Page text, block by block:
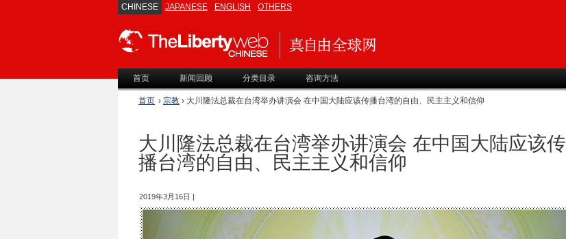
CHINESE JAPANESE ENGLISH OTHERS
首页 新闻回顾 分类目录 咨询方法
首页 › 宗教 › 大川隆法总裁在台湾举办讲演会 在中国大陆应该传播台湾的自由、民主主义和信仰
大川隆法总裁在台湾举办讲演会 在中国大陆应该传
播台湾的自由、民主主义和信仰
2019年3月16日 |